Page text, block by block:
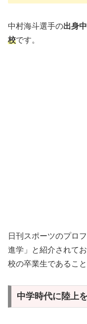
中村海斗選手の出身
校です。
日刊スポーツのプロ
進学」と紹介されて
校の卒業生であるこ
中学時代に陸上